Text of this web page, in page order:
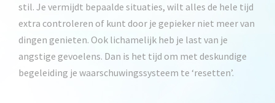
stil. Je vermijdt bepaalde situaties, wilt alles de hele tijd
extra controleren of kunt door je gepieker niet meer van
dingen genieten. Ook lichamelijk heb je last van je
angstige gevoelens. Dan is het tijd om met deskundige
begeleiding je waarschuwingssysteem te ‘resetten’.